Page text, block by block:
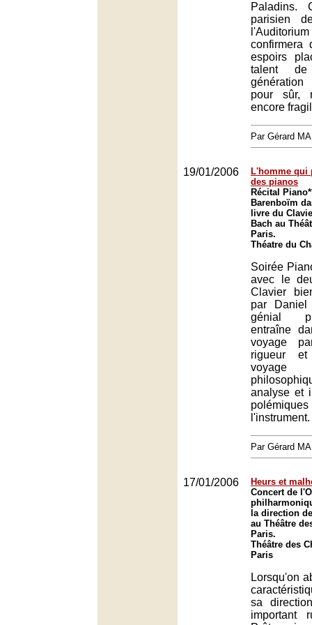
Paladins.
parisien
confirmera
espoirs
talent
pour sûr,
encore
Par Gérard
19/01/2006
L'homme qui
des pianos
Récital
Barenboïm
livre du
Bach au
Paris.
Théatre du
Soirée
avec le
Clavier
par Daniel
génial
entraîne
voyage
rigueur
voyage
analyse et
l'instrument.
Par Gérard
17/01/2006
Heurs et
Concert de
la direction
au Théâtre
Paris.
Théâtre des
Paris
Lorsqu'on
sa
important